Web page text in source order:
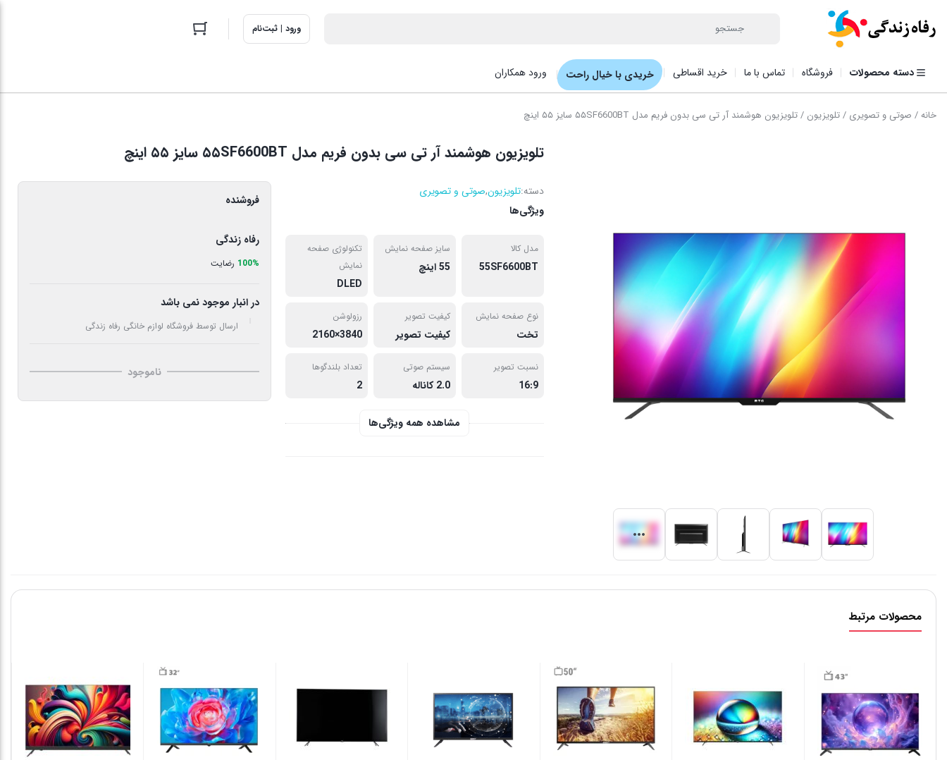
ورود | ثبت‌نام
دسته محصولات فروشگاه تماس با ما خرید اقساطی خریدی با خیال راحت ورود همکاران
خانه/ صوتی و تصویری /تلویزیون / تلویزیون هوشمند آر تی سی بدون فریم مدل ۵۵SF6600BT سایز ۵۵ اینچ
تلویزیون هوشمند آر تی سی بدون فریم مدل ۵۵SF6600BT سایز ۵۵ اینچ
دسته:تلویزیون,صوتی و تصویری
ویژگی‌ها
مدل کالا
55SF6600BT
سایز صفحه نمایش
55 اینچ
تکنولوژی صفحه
نمایش
DLED
نوع صفحه نمایش
تخت
کیفیت تصویر
کیفیت تصویر
رزولوشن
3840×2160
نسبت تصویر
16:9
سیستم صوتی
2.0 کاناله
تعداد بلندگوها
2
مشاهده همه ویژگی‌ها
فروشنده
رفاه زندگی
100% رضایت
در انبار موجود نمی باشد
ارسال توسط فروشگاه لوازم خانگی رفاه زندگی
ناموجود
محصولات مرتبط